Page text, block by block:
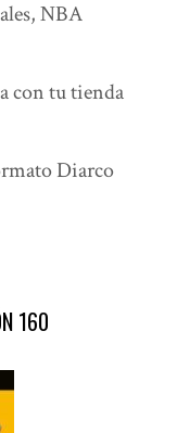
,NBA
con tu tienda
Diarco
160